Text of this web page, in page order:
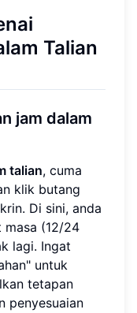
Talian
jam dalam
talian, cuma
klik butang
Di sini, anda
masa (12/24
lagi. Ingat
untuk
tetapan
penyesuaian